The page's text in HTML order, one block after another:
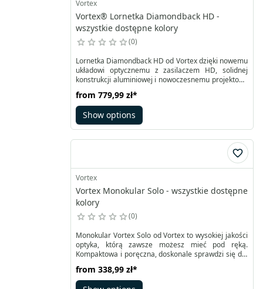
Vortex
Vortex® Lornetka Diamondback HD -
wszystkie dostępne kolory
0
Lornetka Diamondback HD od Vortex dzięki nowemu
układowi optycznemu z zasilaczem HD, solidnej
konstrukcji aluminiowej i nowoczesnemu projektowi,
terenowych, wyjątkowych przyrody czy polowań.
Model ten został uruchomiony na zaawansowanym
systemie optycznym HD (High Density), który
zapewnia rozdzielczość i ostrość obrazu.
from 779,99 zł*
Show options
Vortex
Vortex Monokular Solo - wszystkie dostępne
kolory
0
Monokular Vortex Solo od Vortex to wysokiej jakości
optyka, którą zawsze możesz mieć pod ręką.
Kompaktowa i poręczna, doskonale sprawdzi się dla
z naturą. Wielowarstwowe soczewki zapewniają
jasny obraz w lekkiej, wygodnej formie. Raptor jest
from 338,99 zł*